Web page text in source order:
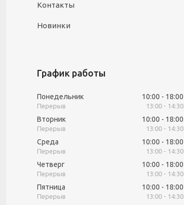
Контакты
Новинки
График работы
Понедельник 10:00 18:00
13:00 14:30
Вторник 10:00 18:00
13:00 14:30
Среда 10:00 18:00
13:00 14:30
Четверг 10:00 18:00
13:00 14:30
Пятница 10:00 18:00
13:00 14:30